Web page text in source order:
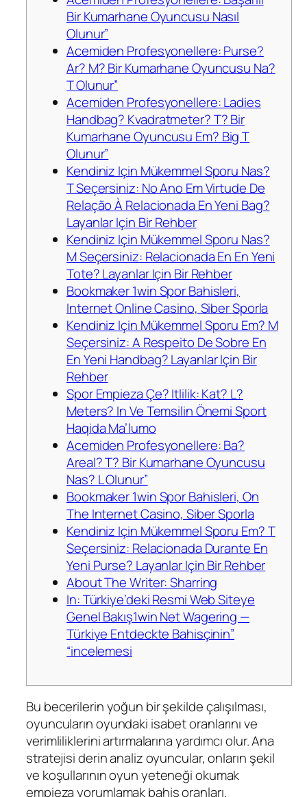
Bir Kumarhane Oyuncusu Nasıl
Olunur”
Acemiden Profesyonellere: Purse?
Ar? M? Bir Kumarhane Oyuncusu Na?
T Olunur”
Acemiden Profesyonellere: Ladies
Handbag? Kvadratmeter? T? Bir
Kumarhane Oyuncusu Em? Big T
Olunur”
Kendiniz Için Mükemmel Sporu Nas?
T Seçersiniz: No Ano Em Virtude De
Relação À Relacionada En Yeni Bag?
Layanlar Için Bir Rehber
Kendiniz Için Mükemmel Sporu Nas?
M Seçersiniz: Relacionada En En Yeni
Tote? Layanlar Için Bir Rehber
Bookmaker 1win Spor Bahisleri,
Internet Online Casino, Siber Sporla
Kendiniz Için Mükemmel Sporu Em? M
Seçersiniz: A Respeito De Sobre En
En Yeni Handbag? Layanlar Için Bir
Rehber
Spor Empieza Çe? Itlilik: Kat? L?
Meters? In Ve Temsilin Önemi Sport
Haqida Ma’lumo
Acemiden Profesyonellere: Ba?
Areal? T? Bir Kumarhane Oyuncusu
Nas? L Olunur”
Bookmaker 1win Spor Bahisleri, On
The Internet Casino, Siber Sporla
Kendiniz Için Mükemmel Sporu Em? T
Seçersiniz: Relacionada Durante En
Yeni Purse? Layanlar Için Bir Rehber
About The Writer: Sharring
In: Türkiye’deki Resmi Web Siteye
Genel Bakış1win Net Wagering —
Türkiye Entdeckte Bahisçinin”
“incelemesi
Bu becerilerin yoğun bir şekilde çalışılması,
oyuncuların oyundaki isabet oranlarını ve
verimliliklerini artırmalarına yardımcı olur. Ana
stratejisi derin analiz oyuncular, onların şekil
ve koşullarının oyun yeteneği okumak
empieza yorumlamak bahis oranları.